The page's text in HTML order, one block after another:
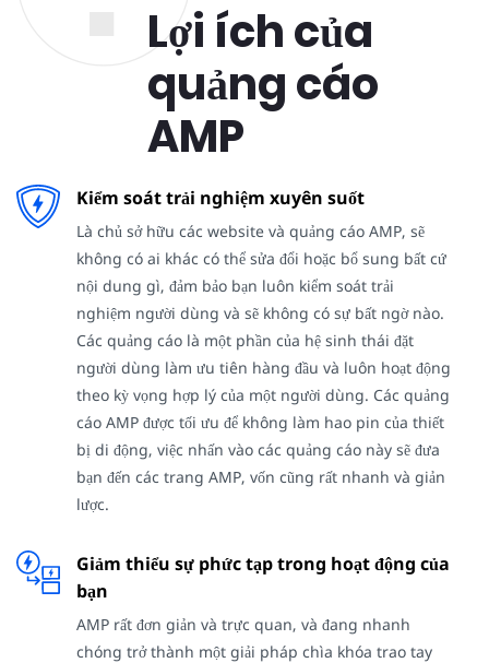
Lợi ích của
quảng cáo
AMP
Kiểm soát trải nghiệm xuyên suốt
Là chủ sở hữu các website và quảng cáo AMP, sẽ
không có ai khác có thể sửa đổi hoặc bổ sung bất cứ
nội dung gì, đảm bảo bạn luôn kiểm soát trải
nghiệm người dùng và sẽ không có sự bất ngờ nào.
Các quảng cáo là một phần của hệ sinh thái đặt
người dùng làm ưu tiên hàng đầu và luôn hoạt động
theo kỳ vọng hợp lý của một người dùng. Các quảng
cáo AMP được tối ưu để không làm hao pin của thiết
bị di động, việc nhấn vào các quảng cáo này sẽ đưa
bạn đến các trang AMP, vốn cũng rất nhanh và giản
lược.
Giảm thiểu sự phức tạp trong hoạt động của
bạn
AMP rất đơn giản và trực quan, và đang nhanh
chóng trở thành một giải pháp chìa khóa trao tay